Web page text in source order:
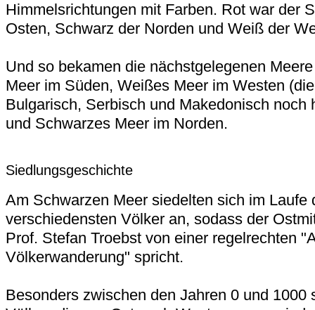
Himmelsrichtungen mit Farben. Rot war der
Osten, Schwarz der Norden und Weiß der
Und so bekamen die nächstgelegenen
Meer im Süden, Weißes Meer im Westen
Bulgarisch, Serbisch und Makedonisch noch
und Schwarzes Meer im Norden.
Siedlungsgeschichte
Am Schwarzen Meer siedelten sich im Laufe
verschiedensten Völker an, sodass der
Prof. Stefan Troebst von einer regelrechten
Völkerwanderung" spricht.
Besonders zwischen den Jahren 0 und 1000